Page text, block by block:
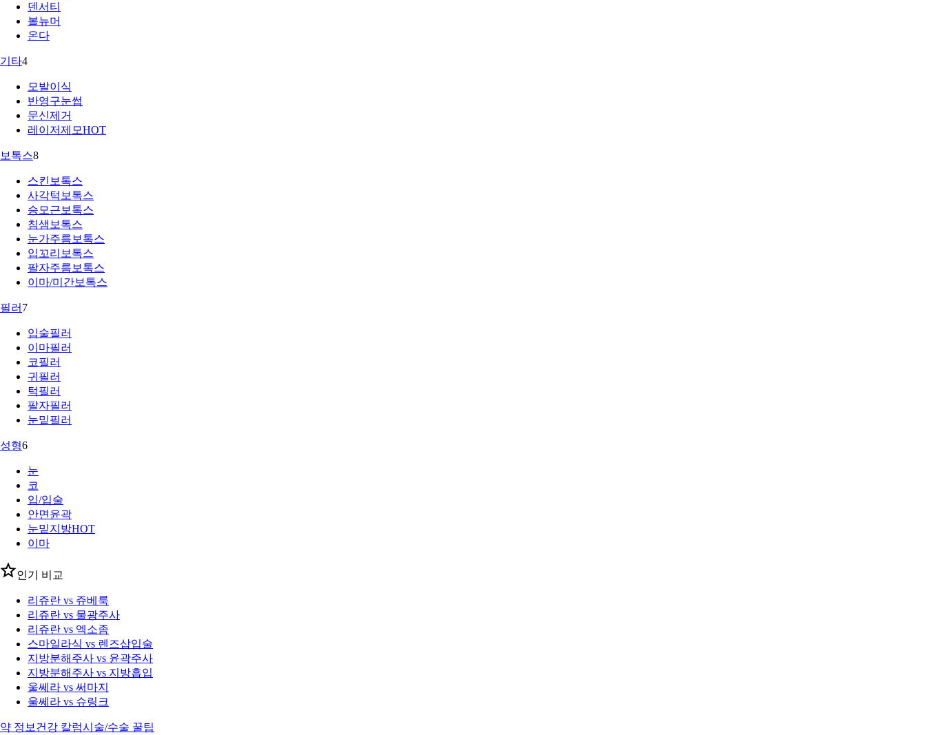
덴서티
볼뉴머
온다
기타4
모발이식
반영구눈썹
문신제거
레이저제모HOT
보톡스8
스킨보톡스
사각턱보톡스
승모근보톡스
침샘보톡스
눈가주름보톡스
입꼬리보톡스
팔자주름보톡스
이마/미간보톡스
필러 7
입술필러
이마필러
코필러
귀필러
턱필러
팔자필러
눈밑필러
성형6
눈
코
입/입술
안면윤곽
눈밑지방HOT
이마
인기 비교
리쥬란 vs 쥬베룩
리쥬란 vs 물광주사
리쥬란 vs 엑소좀
스마일라식 vs 렌즈삽입술
지방분해주사 vs 윤곽주사
지방분해주사 vs 지방흡입
울쎄라 vs 써마지
울쎄라 vs 슈링크
약 정보 건강 칼럼시술/수술 꿀팁